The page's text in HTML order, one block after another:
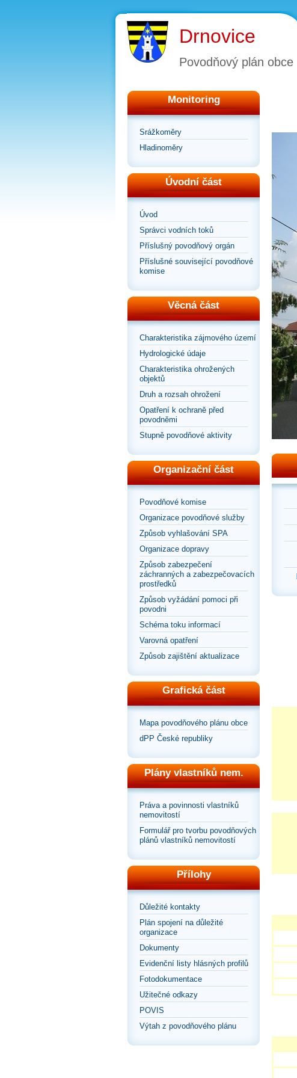
Drnovice
Povodňový plán obce
Monitoring
Srážkoměry
Hladinoměry
Úvodní část
Úvod
Správci vodních toků
Příslušný povodňový orgán
Příslušné související povodňové
komise
Věcná část
Charakteristika zájmového území
Hydrologické údaje
Charakteristika ohrožených
objektů
Druh a rozsah ohrožení
Opatření k ochraně před
povodněmi
Stupně povodňové aktivity
Organizační část
Povodňové komise
Organizace povodňové služby
Způsob vyhlašování SPA
Organizace dopravy
Způsob zabezpečení
záchranných a zabezpečovacích
prostředků
Způsob vyžádání pomoci při
povodni
Schéma toku informací
Varovná opatření
Způsob zajištění aktualizace
Grafická část
Mapa povodňového plánu obce
dPP České republiky
Plány vlastníků nem.
Práva a povinnosti vlastníků
nemovitostí
Formulář pro tvorbu povodňových
plánů vlastníků nemovitostí
Přílohy
Důležité kontakty
Plán spojení na důležité
organizace
Dokumenty
Evidenční listy hlásných profilů
Fotodokumentace
Užitečné odkazy
POVIS
Výtah z povodňového plánu